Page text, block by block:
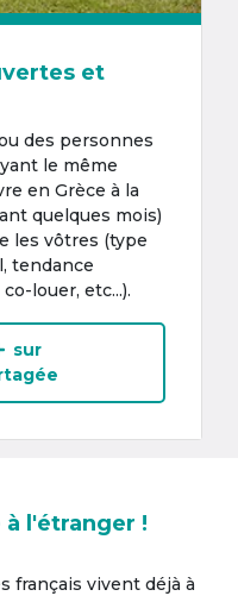
et
des personnes
le même
en Grèce à la
quelques mois)
les vôtres (type
tendance
louer, etc...).
sur
l'étranger !
français vivent déjà à